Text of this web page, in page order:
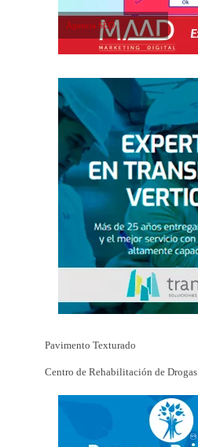
Agencia SEO
Pavimento Texturado
Centro de Rehabilitación de Drogas